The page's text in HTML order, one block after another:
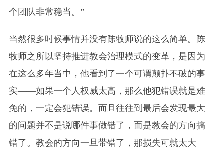
个团队非常稳当。”
当然很多时候事情并没有陈牧师说的这么简单。陈
牧师之所以坚持推进教会治理模式的变革，是因为
在这么多年当中，他看到了一个可谓颠扑不破的事
实——如果一个人权威太高，那么他犯错误就是难
免的，一定会犯错误。而且往往到最后会发现最大
的问题并不是说哪件事做错了，而是教会的方向搞
错了。教会的方向一旦带错了，那损失可就太大